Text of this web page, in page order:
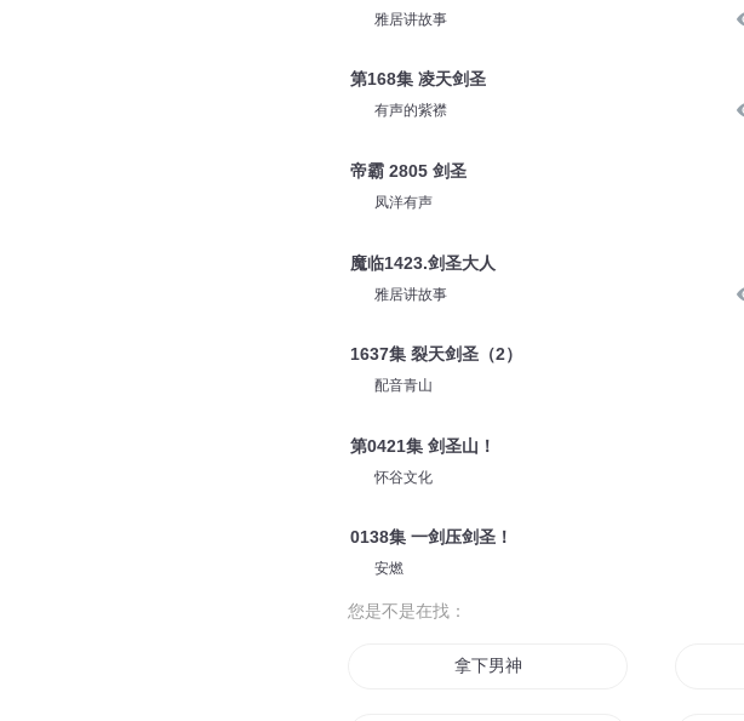
雅居讲故事
第168集 凌天剑圣
有声的紫襟
帝霸 2805 剑圣
凤洋有声
魔临1423.剑圣大人
雅居讲故事
1637集 裂天剑圣（2）
配音青山
第0421集 剑圣山！
怀谷文化
0138集 一剑压剑圣！
安燃
您是不是在找：
拿下男神